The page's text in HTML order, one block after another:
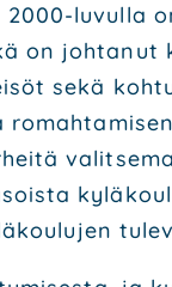
on joh­ta­nut
sekä